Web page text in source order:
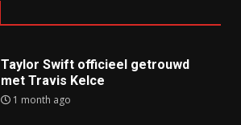
Taylor Swift officieel getrouwd
met Travis Kelce
1 month ago